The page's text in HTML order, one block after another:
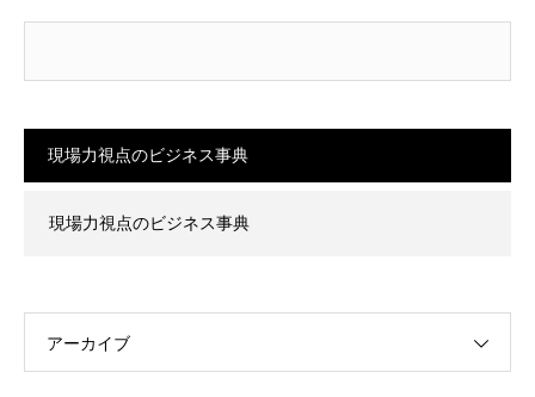
現場力視点のビジネス事典
現場力視点のビジネス事典
アーカイブ